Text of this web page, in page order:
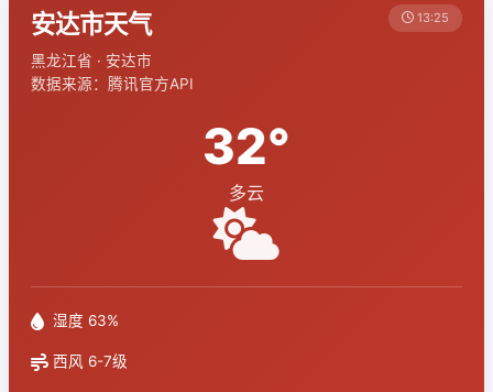
安达市天气
黑龙江省 · 安达市
数据来源：腾讯官方API
13:25
32°
多云
湿度 63%
西风 6-7级